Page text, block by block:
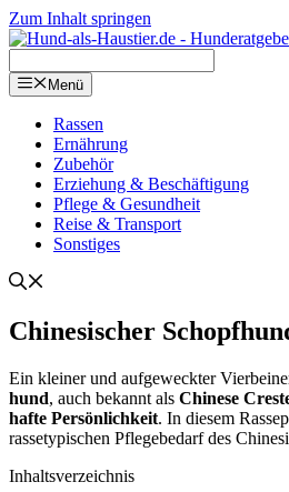
Zum Inhalt springen
Menü
Ras­sen
Ernäh­rung
Zube­hör
Erzie­hung & Beschäf­ti­gung
Pfle­ge & Gesund­heit
Rei­se & Trans­port
Sons­ti­ges
Chi­ne­si­scher
Ein klei­ner und auf­ge­weck­ter
hund, auch bekannt als Chi­ne­se
haf­te Per­sön­lich­keit. In die­sem
ras­se­ty­pi­schen Pfle­ge­be­darf des
Inhalts­ver­zeich­nis